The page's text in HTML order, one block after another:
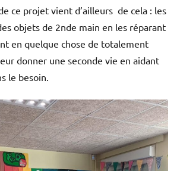
ce projet vient d’ailleurs de cela : les
objets de 2nde main en les réparant
en quelque chose de totalement
donner une seconde vie en aidant
le besoin.